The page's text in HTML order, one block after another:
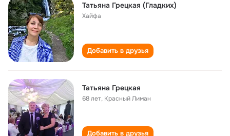
Татьяна Грецкая (Гладких)
Хайфа
Добавить в друзья
Татьяна Грецкая
68 лет, Красный Лиман
Добавить в друзья